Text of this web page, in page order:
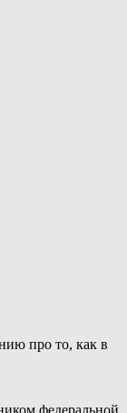
про то, как в
федеральной